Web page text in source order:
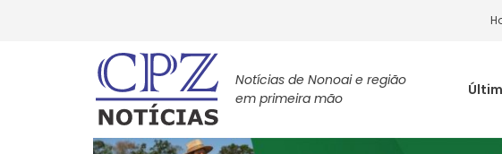
Notícias de Nonoai e região
em primeira mão